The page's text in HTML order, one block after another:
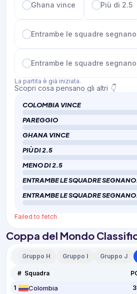
Ghana vince Più di 2.5
Entrambe le squadre
Entrambe le squadre
La partita è già iniziata.
Scopri cosa pensano gli altri 👇
COLOMBIA VINCE
PAREGGIO
GHANA VINCE
PIÙ DI 2.5
MENO DI 2.5
ENTRAMBE LE SQUADRE
ENTRAMBE LE SQUADRE
Failed to fetch
Coppa del Mondo
Gruppo H Gruppo I Gruppo J
# Squadra
1
Colombia 3